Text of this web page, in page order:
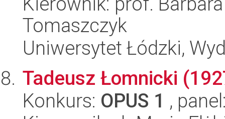
Tomaszczyk
Uniwersytet Łódzki,
Tadeusz Łomnicki
Konkurs: OPUS 1 ,